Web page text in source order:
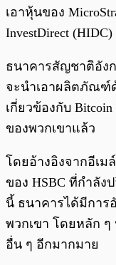
เอาหุ้นของ
InvestDirect
ธนาคารสัญชาติอัง
จะนำเอาผลิตภัณฑ์
เกี่ยวข้องกับ
ของพวกเขาแล้ว
โดยอ้างอิงจากอีเ
ของ HSBC ที่กำลั
นี้ ธนาคารได้มีการ
พวกเขา โดยหลัก ๆ
อื่น ๆ อีกมากมาย